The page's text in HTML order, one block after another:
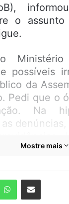
o
possíveis
da
Pedi que o
Na
Casa
realizado
foram
e as
Mostre mais